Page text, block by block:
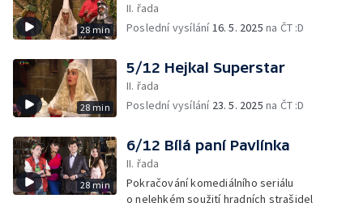
28 min
II. řada
Poslední vysílání16. 5. 2025 na ČT :D
28 min
5/12 Hejkal Superstar
II. řada
Poslední vysílání 23. 5. 2025 na ČT :D
28 min
6/12 Bílá paní Pavlínka
II. řada
Pokračování komediálního seriálu
o nelehkém soužití hradních strašidel